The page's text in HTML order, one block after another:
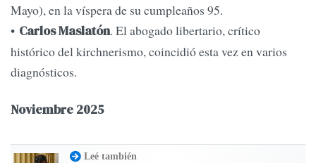
Mayo), en la víspera de su cumpleaños 95.
• Carlos Maslatón. El abogado libertario, crítico
histórico del kirchnerismo, coincidió esta vez en varios
diagnósticos.
Noviembre 2025
Leé también